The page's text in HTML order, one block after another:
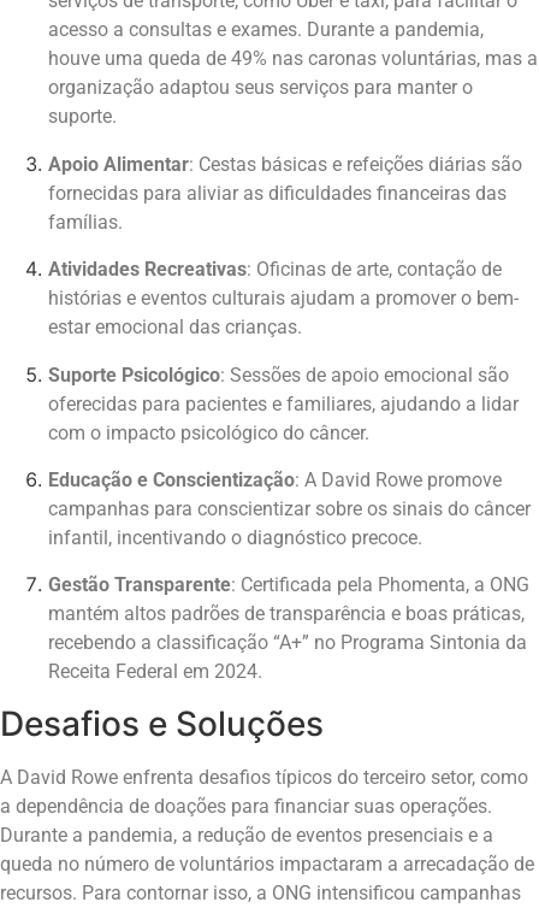
acesso a consultas e exames. Durante a pandemia,
houve uma queda de 49% nas caronas voluntárias, mas a
organização adaptou seus serviços para manter o
suporte.
Apoio Alimentar: Cestas básicas e refeições diárias são
fornecidas para aliviar as dificuldades financeiras das
famílias.
Atividades Recreativas: Oficinas de arte, contação de
histórias e eventos culturais ajudam a promover o bem-
estar emocional das crianças.
Suporte Psicológico: Sessões de apoio emocional são
oferecidas para pacientes e familiares, ajudando a lidar
com o impacto psicológico do câncer.
Educação e Conscientização: A David Rowe promove
campanhas para conscientizar sobre os sinais do câncer
infantil, incentivando o diagnóstico precoce.
Gestão Transparente: Certificada pela Phomenta, a ONG
mantém altos padrões de transparência e boas práticas,
recebendo a classificação “A+” no Programa Sintonia da
Receita Federal em 2024.
Desafios e Soluções
A David Rowe enfrenta desafios típicos do terceiro setor, como
a dependência de doações para financiar suas operações.
Durante a pandemia, a redução de eventos presenciais e a
queda no número de voluntários impactaram a arrecadação de
recursos. Para contornar isso, a ONG intensificou campanhas